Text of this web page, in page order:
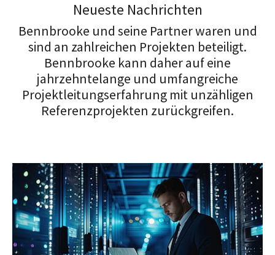
Neueste Nachrichten
Bennbrooke und seine Partner waren und
sind an zahlreichen Projekten beteiligt.
Bennbrooke kann daher auf eine
jahrzehntelange und umfangreiche
Projektleitungserfahrung mit unzähligen
Referenzprojekten zurückgreifen.